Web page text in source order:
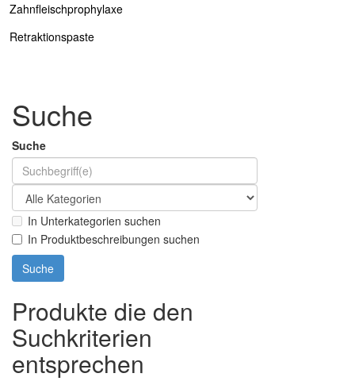
Zahnfleischprophylaxe
Retraktionspaste
Suche
Suche
In Unterkategorien suchen
In Produktbeschreibungen suchen
Produkte die den
Suchkriterien
entsprechen